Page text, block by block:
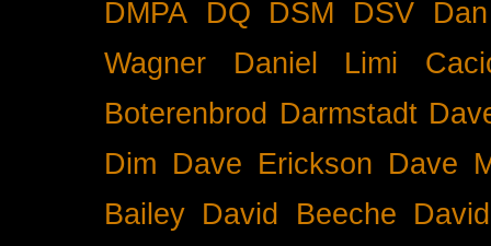
DMPA
DQ DSM DSV
Wagner
Daniel Limi
Boterenbrod Darmstadt
Dim Dave Erickson Dave
Bailey David Beeche